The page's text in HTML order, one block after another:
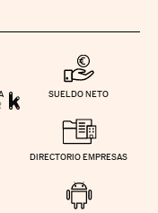
SUELDO NETO
DIRECTORIO EMPRESAS